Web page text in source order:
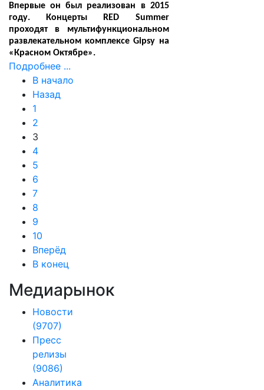
Впервые он был реализован в 2015
году. Концерты RED Summer
проходят в мультифункциональном
развлекательном комплексе Gipsy на
«Красном Октябре».
Подробнее ...
В начало
Назад
1
2
3
4
5
6
7
8
9
10
Вперёд
В конец
Медиарынок
Новости
(9707)
Пресс
релизы
(9086)
Аналитика